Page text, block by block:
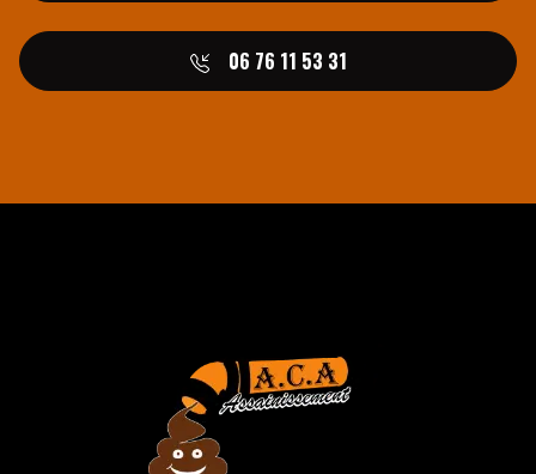
06 76 11 53 31